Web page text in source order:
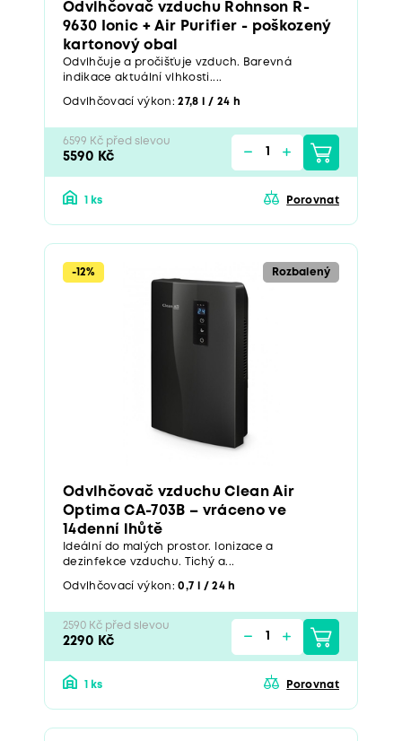
Odvlhčovač vzduchu Rohnson R-
9630 Ionic + Air Purifier - poškozený
kartonový obal
Odvlhčuje a pročišťuje vzduch. Barevná
indikace aktuální vlhkosti....
Odvlhčovací výkon:27,8 l / 24 h
6599 Kč před slevou
5590 Kč
1 ks Porovnat
Rozbalený
-12%
Odvlhčovač vzduchu Clean Air
Optima CA-703B – vráceno ve
14denní lhůtě
Ideální do malých prostor. Ionizace a
dezinfekce vzduchu. Tichý a...
Odvlhčovací výkon:0,7 l / 24 h
2590 Kč před slevou
2290 Kč
1 ks Porovnat